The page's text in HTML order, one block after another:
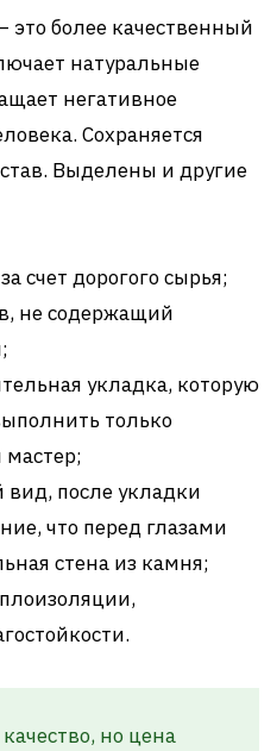
более качественный
натуральные
негативное
Сохраняется
Выделены и другие
счет дорогого сырья;
не содержащий
укладка, которую
только
после укладки
что перед глазами
стена из камня;
но цена